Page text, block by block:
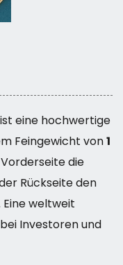
ist eine hochwertige
Feingewicht von1
die
Rückseite den
Eine weltweit
Investoren und